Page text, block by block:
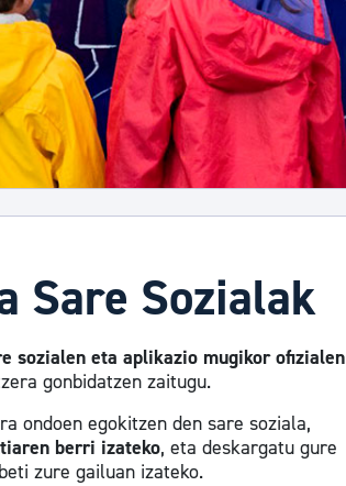
Sare Sozialak
sozialen eta aplikazio mugikor ofizialen
gonbidatzen zaitugu.
ondoen egokitzen den sare soziala,
berri izateko, eta deskargatu gure
zure gailuan izateko.